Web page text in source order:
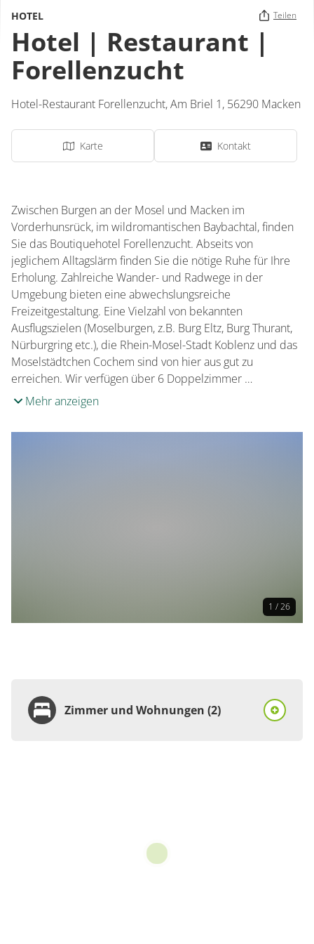
HOTEL Teilen
Hotel | Restaurant |
Forellenzucht
Hotel-Restaurant Forellenzucht,Am Briel 1, 56290 Macken
Karte Kontakt
Zwischen Burgen an der Mosel und Macken im
Vorderhunsrück, im wildromantischen Baybachtal, finden
Sie das Boutiquehotel Forellenzucht. Abseits von
jeglichem Alltagslärm finden Sie die nötige Ruhe für Ihre
Erholung. Zahlreiche Wander- und Radwege in der
Umgebung bieten eine abwechslungsreiche
Freizeitgestaltung. Eine Vielzahl von bekannten
Ausflugszielen (Moselburgen, z.B. Burg Eltz, Burg Thurant,
Nürburgring etc.), die Rhein-Mosel-Stadt Koblenz und das
Moselstädtchen Cochem sind von hier aus gut zu
erreichen. Wir verfügen über 6 Doppelzimmer …
Mehr anzeigen
1 / 26
Zimmer und Wohnungen (2)